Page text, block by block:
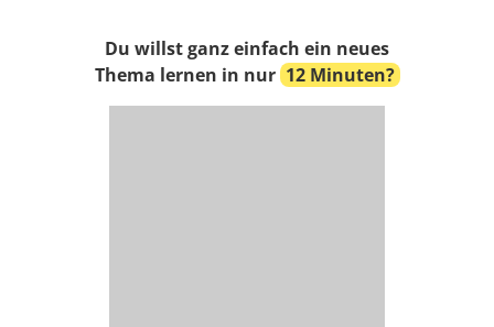
Du willst ganz einfach ein neues
Thema lernen in nur 12 Minuten?